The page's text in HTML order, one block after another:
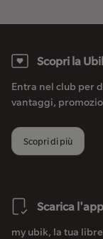
Scopri la
Entra nel club per
vantaggi,
Scopri di più
Scarica l'app
my ubik, la tua